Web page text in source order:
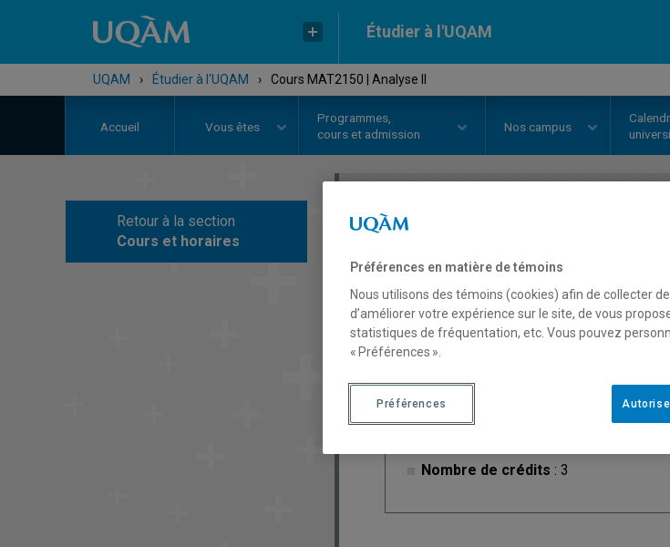
Étudier à l'UQAM
UQAM › Étudier à l'UQAM › Cours MAT2150 | Analyse II
Accueil Vous êtes
Programmes,
cours et admission
Nos campus
Retour à la section
Cours et horaires
COURS
Description Horaire -
Nombre de crédits : 3
Préférences en matière de témoins
Nous utilisons des témoins (cookies) afin de collecter
d’améliorer votre expérience sur le site, de vous
statistiques de fréquentation, etc. Vous pouvez
« Préférences ».
Préférences